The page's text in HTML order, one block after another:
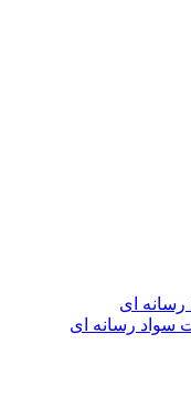
ای
سواد رسانه ای